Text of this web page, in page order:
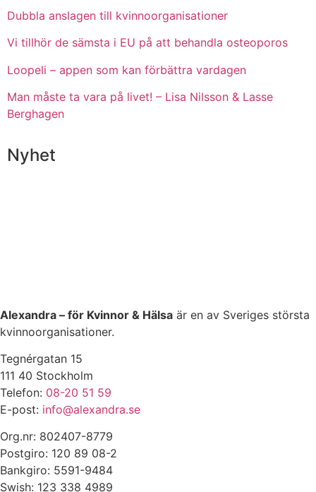
Dubbla anslagen till kvinnoorganisationer
Vi tillhör de sämsta i EU på att behandla osteoporos
Loopeli – appen som kan förbättra vardagen
Man måste ta vara på livet! – Lisa Nilsson & Lasse
Berghagen
Nyhet
Alexandra – för Kvinnor & Hälsa är en av Sveriges största
kvinnoorganisationer.
Tegnérgatan 15
111 40 Stockholm
Telefon: 08-20 51 59
E-post: info@alexandra.se
Org.nr: 802407-8779
Postgiro: 120 89 08-2
Bankgiro: 5591-9484
Swish: 123 338 4989